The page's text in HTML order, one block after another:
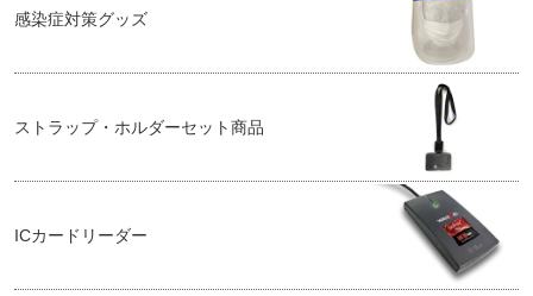
感染症対策グッズ
ストラップ・ホルダーセット商品
ICカードリーダー